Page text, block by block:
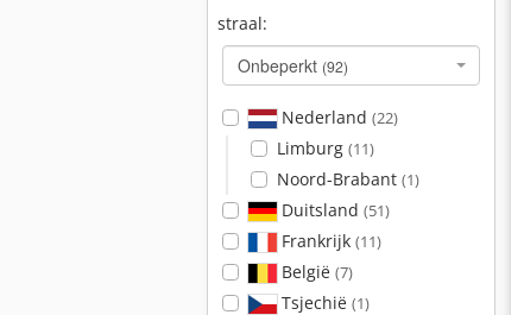
straal:
Onbeperkt (92)
Nederland (22)
Limburg (11)
Noord-Brabant (1)
Duitsland (51)
Frankrijk (11)
België (7)
Tsjechië (1)